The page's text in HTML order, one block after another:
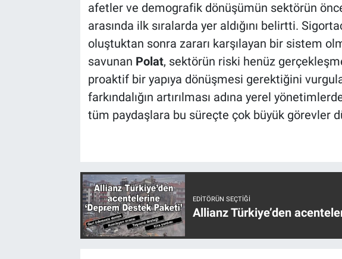
afetler ve demografik dönüşümün sektörün
arasında ilk sıralarda yer aldığını belirtti.
oluştuktan sonra zararı karşılayan bir sistem
savunan Polat, sektörün riski henüz
proaktif bir yapıya dönüşmesi gerektiğini
farkındalığın artırılması adına yerel
tüm paydaşlara bu süreçte çok büyük görevler
EDITÖRÜN SEÇTIĞI
Allianz Türkiye’den